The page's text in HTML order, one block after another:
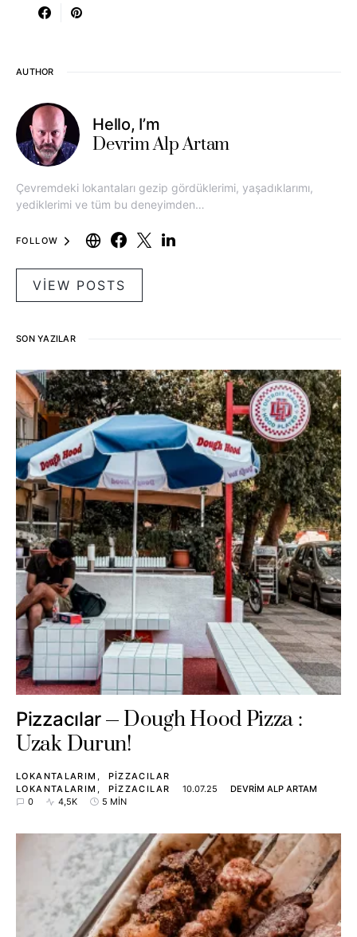
AUTHOR
Hello, I’m
Devrim Alp Artam
Çevremdeki lokantaları gezip gördüklerimi, yaşadıklarımı,
yediklerimi ve tüm bu deneyimden…
FOLLOW
VIEW POSTS
SON YAZILAR
Pizzacılar
Dough Hood Pizza :
Uzak Durun!
LOKANTALARIM
PIZZACILAR
LOKANTALARIM
PIZZACILAR 10.07.25
DEVRIM ALP ARTAM
0
4,5K 5 MIN